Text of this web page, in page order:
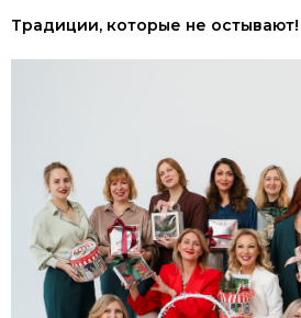
Традиции, которые не остывают!